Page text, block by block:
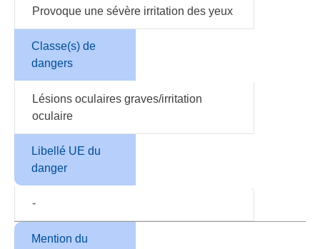
Provoque une sévère irritation des yeux
Classe(s) de
dangers
Lésions oculaires graves/irritation
oculaire
Libellé UE du
danger
-
Mention du